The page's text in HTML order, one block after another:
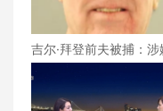
吉尔·拜登前夫被捕：涉
害现任妻子，案件细节
浮出水面